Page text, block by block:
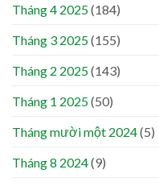
Tháng 4 2025(184)
Tháng 3 2025(155)
Tháng 2 2025(143)
Tháng 1 2025(50)
Tháng mười một 2024(5)
Tháng 8 2024(9)